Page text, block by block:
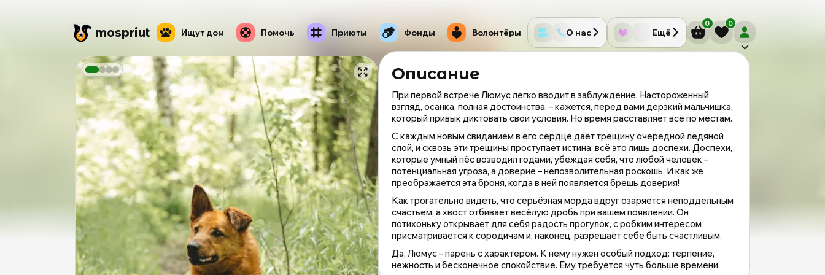
mospriut
0 0
Ищут дом Помочь Приюты Фонды Волонтёры О нас Ещё
Описание
При первой встрече Люмус легко вводит в заблуждение. Настороженный
взгляд, осанка, полная достоинства, – кажется, перед вами дерзкий мальчишка,
который привык диктовать свои условия. Но время расставляет всё по местам.
С каждым новым свиданием в его сердце даёт трещину очередной ледяной
слой, и сквозь эти трещины проступает истина: всё это лишь доспехи. Доспехи,
которые умный пёс возводил годами, убеждая себя, что любой человек –
потенциальная угроза, а доверие – непозволительная роскошь. И как же
преображается эта броня, когда в ней появляется брешь доверия!
Как трогательно видеть, что серьёзная морда вдруг озаряется неподдельным
счастьем, а хвост отбивает весёлую дробь при вашем появлении. Он
потихоньку открывает для себя радость прогулок, с робким интересом
присматривается к сородичам и, наконец, разрешает себе быть счастливым.
Да, Люмус – парень с характером. К нему нужен особый подход: терпение,
нежность и бесконечное спокойствие. Ему требуется чуть больше времени,